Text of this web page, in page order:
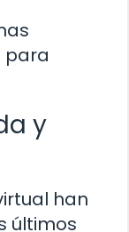
para
y
han
últimos